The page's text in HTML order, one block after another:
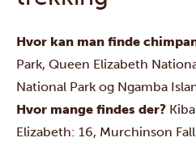
Hvor kan man finde
Park, Queen Elizabeth
National Park og Ngamba
Hvor mange findes der?
Elizabeth: 16, Murchinson